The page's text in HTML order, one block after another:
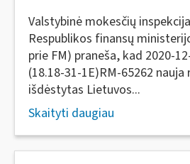
Valstybinė mokesčių
Respublikos finansų
prie FM) praneša, kad 2020-
(18.18-31-1E)RM-65262 nauja
išdėstytas Lietuvos...
Skaityti daugiau